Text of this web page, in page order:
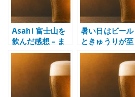
Asahi 富士山を
飲んだ感想 – ま
ろやかで余韻の
あるビール
暑い日はビール
ときゅうりが至
福 – 夏のつまみ
はシンプルでい